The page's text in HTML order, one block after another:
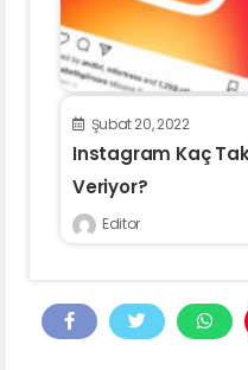
Şubat 20, 2022
Instagram Kaç
Veriyor?
Editor